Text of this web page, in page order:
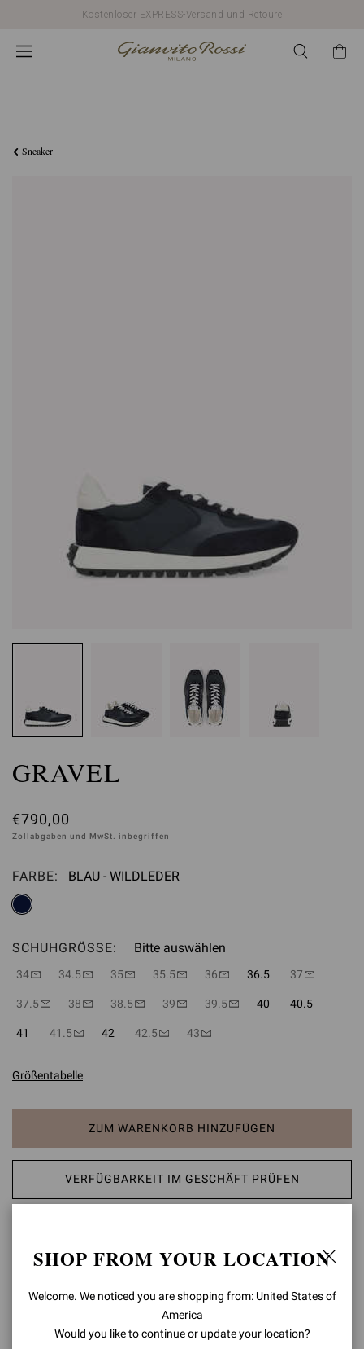
Kostenloser EXPRESS-Versand und Retoure
Sneaker
GRAVEL
€790,00
Zollabgaben und MwSt. inbegriffen
FARBE: Bitte auswählen
BLAU - WILDLEDER
SCHUHGRÖSSE: Bitte auswählen
34 34.5 35 35.5 36 36.5 37
37.5 38 38.5 39 39.5 40 40.5
41 41.5 42 42.5 43
Größentabelle
ZUM WARENKORB HINZUFÜGEN
VERFÜGBARKEIT IM GESCHÄFT PRÜFEN
Gravel ist ein urbaner Sneaker aus Wildleder, Leder und
wasserabweisendem Nylongewebe mit einer Profilsohle aus
SHOP FROM YOUR LOCATION
Welcome. We noticed you are shopping from: United States of
America
Would you like to continue or update your location?